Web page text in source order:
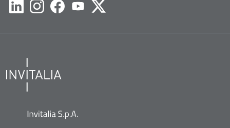
LikedinInstagramFacebookYoutubeTwitter